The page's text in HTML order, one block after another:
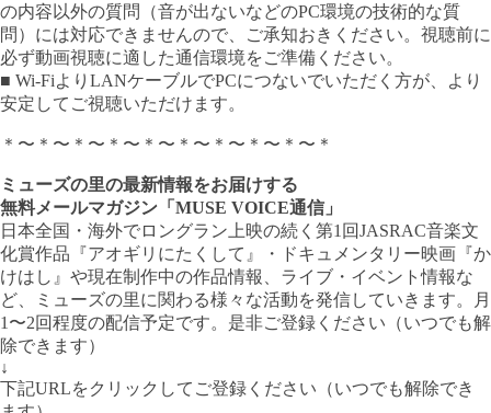
の内容以外の質問（音が出ないなどのPC環境の技術的な質
問）には対応できませんので、ご承知おきください。視聴前に
必ず動画視聴に適した通信環境をご準備ください。
■ Wi-FiよりLANケーブルでPCにつないでいただく方が、より
安定してご視聴いただけます。
＊〜＊〜＊〜＊〜＊〜＊〜＊〜＊〜＊〜＊
ミューズの里の最新情報をお届けする
無料メールマガジン「MUSE VOICE通信」
日本全国・海外でロングラン上映の続く第1回JASRAC音楽文
化賞作品『アオギリにたくして』・ドキュメンタリー映画『か
けはし』や現在制作中の作品情報、ライブ・イベント情報な
ど、ミューズの里に関わる様々な活動を発信していきます。月
1〜2回程度の配信予定です。是非ご登録ください（いつでも解
除できます）
↓
下記URLをクリックしてご登録ください（いつでも解除でき